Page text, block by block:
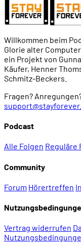
Willkommen beim
Glorie alter
ein Projekt von
Käufer, Henner
Schmitz-Beckers.
Fragen?
Podcast
Alle Folgen Reguläre
Community
Forum Hörertreffen
Vertrag widerrufen